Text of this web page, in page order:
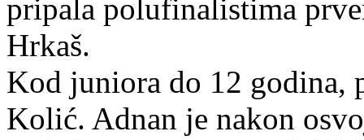
pripala polufinalistima
Hrkaš.
Kod juniora do 12 godina,
Kolić. Adnan je nakon